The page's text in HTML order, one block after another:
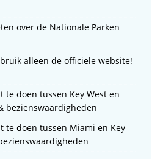
over de Nationale Parken
alleen de officiële website!
te doen tussen Key West en
bezienswaardigheden
te doen tussen Miami en Key